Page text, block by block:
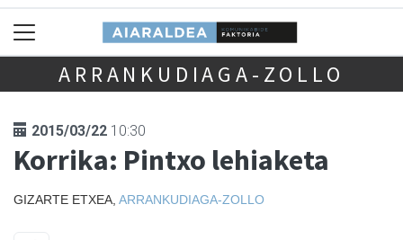
ARRANKUDIAGA-ZOLLO
2015/03/22 10:30
Korrika: Pintxo lehiaketa
GIZARTE ETXEA, ARRANKUDIAGA-ZOLLO